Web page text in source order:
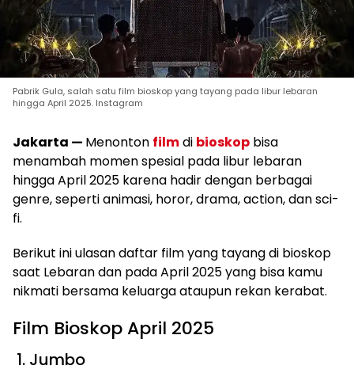
Pabrik Gula, salah satu film bioskop yang tayang pada libur lebaran
hingga April 2025. Instagram
Jakarta — Menonton filmdi bioskop bisa
menambah momen spesial pada libur lebaran
hingga April 2025 karena hadir dengan berbagai
genre, seperti animasi, horor, drama, action, dan sci-
fi.
Berikut ini ulasan daftar film yang tayang di bioskop
saat Lebaran dan pada April 2025 yang bisa kamu
nikmati bersama keluarga ataupun rekan kerabat.
Film Bioskop April 2025
1. Jumbo